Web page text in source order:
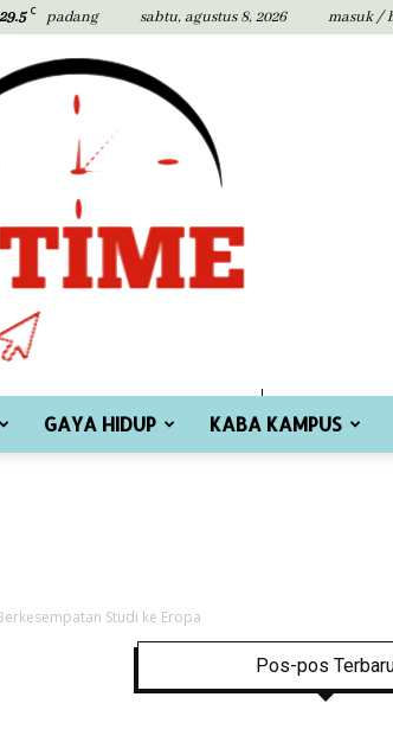
29.5 C padang sabtu, agustus 8, 2026 masuk /
GAYA HIDUP KABA KAMPUS
Studi ke Eropa
Pos-pos